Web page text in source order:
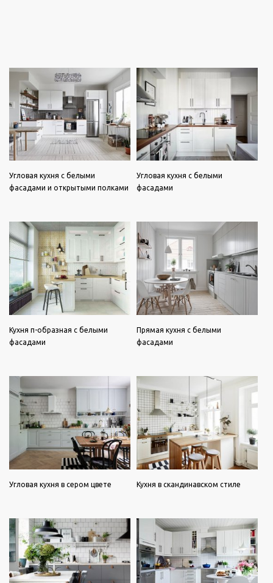
Угловая кухня с белыми
фасадами и открытыми полками
Угловая кухня с белыми
фасадами
Кухня п-образная с белыми
фасадами
Прямая кухня с белыми
фасадами
Угловая кухня в сером цвете Кухня в скандинавском стиле